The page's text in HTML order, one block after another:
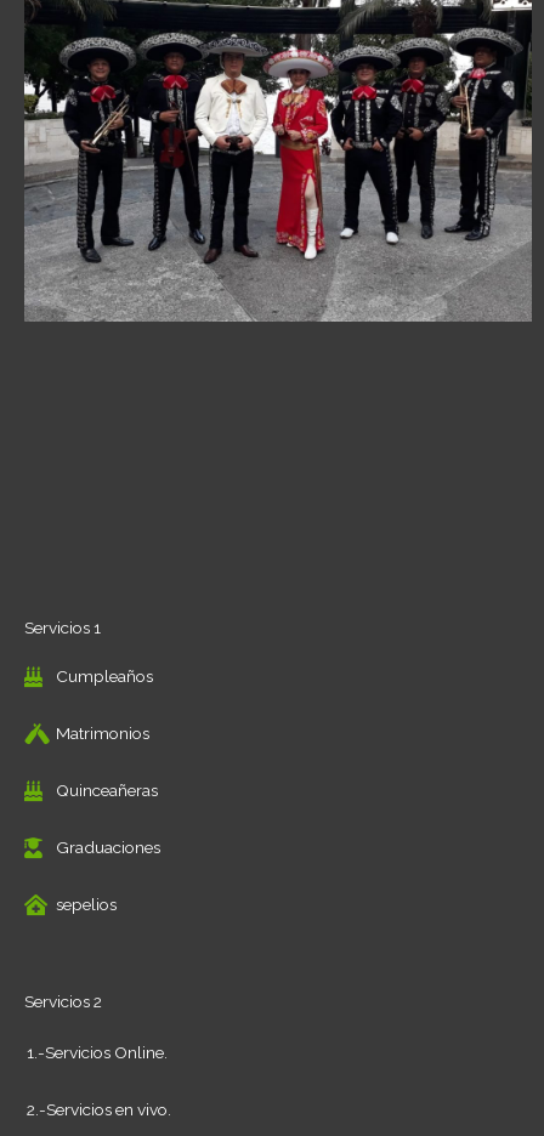
Servicios 1
Cumpleaños
Matrimonios
Quinceañeras
Graduaciones
sepelios
Servicios 2
1.-Servicios Online.
2.-Servicios en vivo.